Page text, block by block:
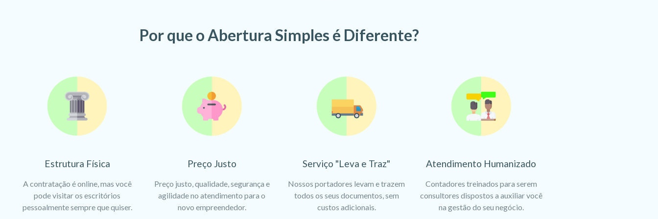
Por que o Abertura Simples é Diferente?
Estrutura Física
A contratação é online, mas você
pode visitar os escritórios
pessoalmente sempre que quiser.
Preço Justo
Preço justo, qualidade, segurança e
agilidade no atendimento para o
novo empreendedor.
Serviço "Leva e Traz"
Nossos portadores levam e trazem
todos os seus documentos, sem
custos adicionais.
Atendimento Humanizado
Contadores treinados para serem
consultores dispostos a auxiliar você
na gestão do seu negócio.